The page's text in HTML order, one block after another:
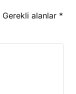
Gerekli alanlar *